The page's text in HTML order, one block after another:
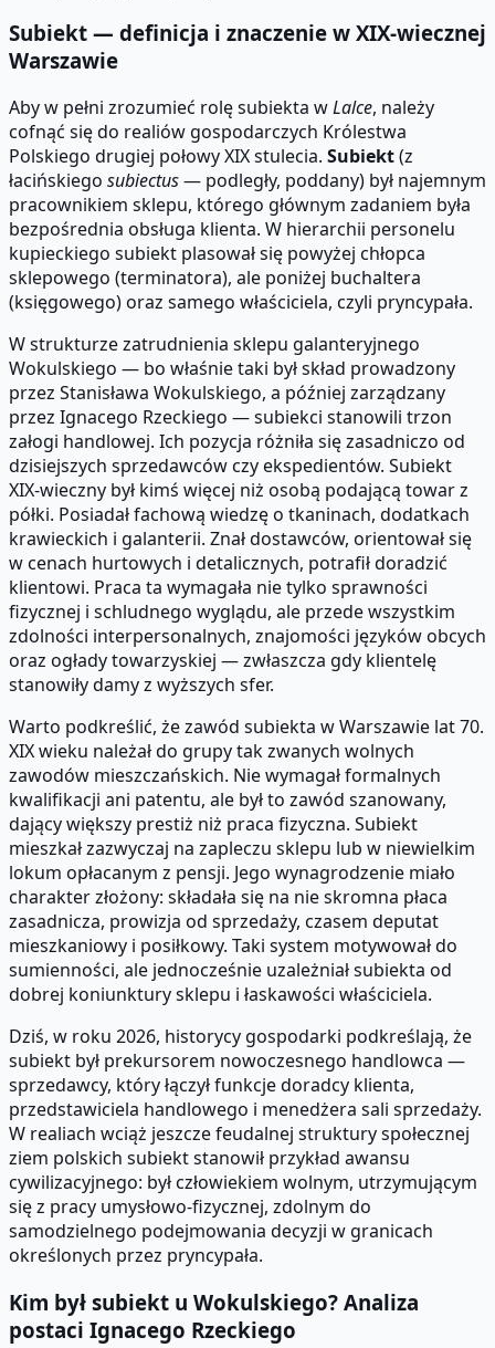
Subiekt — definicja i znaczenie w XIX-wiecznej
Warszawie
Aby w pełni zrozumieć rolę subiekta wLalce, należy
cofnąć się do realiów gospodarczych Królestwa
Polskiego drugiej połowy XIX stulecia. Subiekt(z
łacińskiego subiectus— podległy, poddany) był najemnym
pracownikiem sklepu, którego głównym zadaniem była
bezpośrednia obsługa klienta. W hierarchii personelu
kupieckiego subiekt plasował się powyżej chłopca
sklepowego (terminatora), ale poniżej buchaltera
(księgowego) oraz samego właściciela, czyli pryncypała.
W strukturze zatrudnienia sklepu galanteryjnego
Wokulskiego — bo właśnie taki był skład prowadzony
przez Stanisława Wokulskiego, a później zarządzany
przez Ignacego Rzeckiego — subiekci stanowili trzon
załogi handlowej. Ich pozycja różniła się zasadniczo od
dzisiejszych sprzedawców czy ekspedientów. Subiekt
XIX-wieczny był kimś więcej niż osobą podającą towar z
półki. Posiadał fachową wiedzę o tkaninach, dodatkach
krawieckich i galanterii. Znał dostawców, orientował się
w cenach hurtowych i detalicznych, potrafił doradzić
klientowi. Praca ta wymagała nie tylko sprawności
fizycznej i schludnego wyglądu, ale przede wszystkim
zdolności interpersonalnych, znajomości języków obcych
oraz ogłady towarzyskiej — zwłaszcza gdy klientelę
stanowiły damy z wyższych sfer.
Warto podkreślić, że zawód subiekta w Warszawie lat 70.
XIX wieku należał do grupy tak zwanych wolnych
zawodów mieszczańskich. Nie wymagał formalnych
kwalifikacji ani patentu, ale był to zawód szanowany,
dający większy prestiż niż praca fizyczna. Subiekt
mieszkał zazwyczaj na zapleczu sklepu lub w niewielkim
lokum opłacanym z pensji. Jego wynagrodzenie miało
charakter złożony: składała się na nie skromna płaca
zasadnicza, prowizja od sprzedaży, czasem deputat
mieszkaniowy i posiłkowy. Taki system motywował do
sumienności, ale jednocześnie uzależniał subiekta od
dobrej koniunktury sklepu i łaskawości właściciela.
Dziś, w roku 2026, historycy gospodarki podkreślają, że
subiekt był prekursorem nowoczesnego handlowca —
sprzedawcy, który łączył funkcje doradcy klienta,
przedstawiciela handlowego i menedżera sali sprzedaży.
W realiach wciąż jeszcze feudalnej struktury społecznej
ziem polskich subiekt stanowił przykład awansu
cywilizacyjnego: był człowiekiem wolnym, utrzymującym
się z pracy umysłowo-fizycznej, zdolnym do
samodzielnego podejmowania decyzji w granicach
określonych przez pryncypała.
Kim był subiekt u Wokulskiego? Analiza
postaci Ignacego Rzeckiego